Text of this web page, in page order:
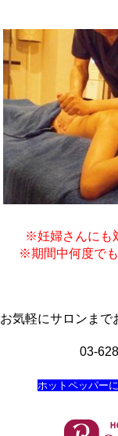
※妊婦さんにも
※期間中何度で
お気軽にサロンまで
03-
ホットペッパー